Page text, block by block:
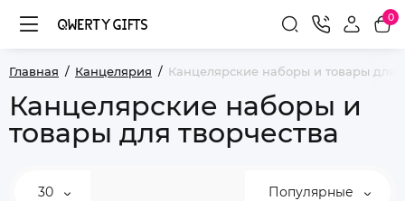
0
Главная Канцелярия Канцелярские наборы и товары для
Канцелярские наборы и
товары для творчества
30 Популярные